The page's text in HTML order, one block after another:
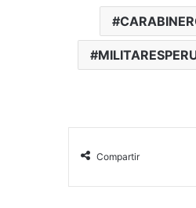
Compartir